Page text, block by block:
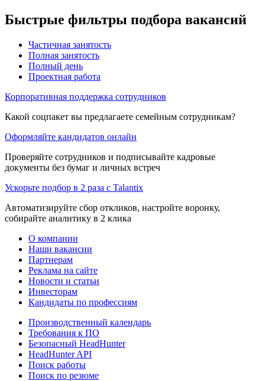
Быстрые фильтры подбора вакансий
Частичная занятость
Полная занятость
Полный день
Проектная работа
Корпоративная поддержка сотрудников
Какой соцпакет вы предлагаете семейным сотрудникам?
Оформляйте кандидатов онлайн
Проверяйте сотрудников и подписывайте кадровые
документы без бумаг и личных встреч
Ускорьте подбор в 2 раза с Talantix
Автоматизируйте сбор откликов, настройте воронку,
собирайте аналитику в 2 клика
О компании
Наши вакансии
Партнерам
Реклама на сайте
Новости и статьи
Инвесторам
Кандидаты по профессиям
Производственный календарь
Требования к ПО
Безопасный HeadHunter
HeadHunter API
Поиск работы
Поиск по резюме